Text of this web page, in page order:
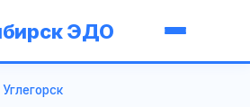
ЭДО
Углегорск